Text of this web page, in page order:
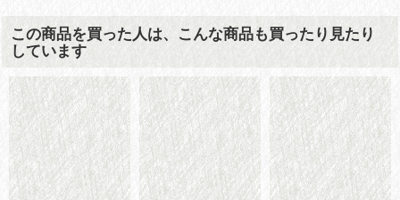
この商品を買った人は、こんな商品も買ったり見たり
しています